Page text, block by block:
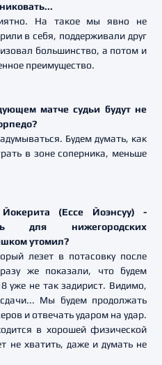
На такое мы явно не
в себя, поддерживали друг
большинство, а потом и
преимущество.
матче судьи будут не
Будем думать, как
в зоне соперника, меньше
(Ессе Йоэнсуу) -
для нижегородских
утомил?
лезет в потасовку после
же показали, что будем
уже не так задирист. Видимо,
Мы будем продолжать
и отвечать ударом на удар.
в хорошей физической
хватить, даже и думать не